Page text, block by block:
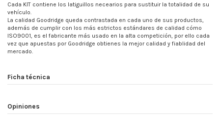
Cada KIT contiene los latiguillos necearios para sustituir la totalidad de su
vehículo.
La calidad Goodridge queda contrastada en cada uno de sus productos,
además de cumplir con los más estrictos estándares de calidad cómo
ISO9001, es el fabricante más usado en la alta competición, por ello cada
vez que apuestas por Goodridge obtienes la mejor calidad y fiablidad del
mercado.
Ficha técnica
Opiniones